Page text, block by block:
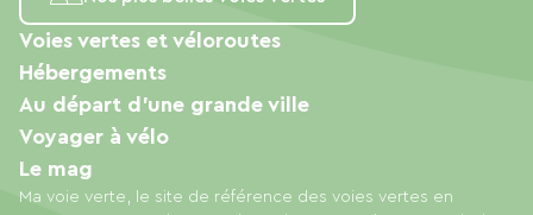
Ma voie verte, le site de référence des voies vertes en
Voies vertes et véloroutes
Hébergements
Au départ d'une grande ville
Voyager à vélo
Le mag